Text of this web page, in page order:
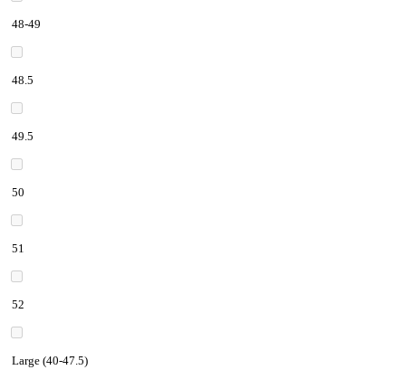
48-49
48.5
49.5
50
51
52
Large (40-47.5)